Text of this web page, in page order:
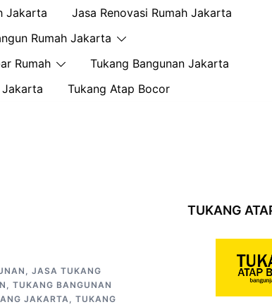
Jakarta
Jasa Renovasi Rumah Jakarta
Rumah Jakarta
Rumah
Tukang Bangunan Jakarta
Jakarta Tukang Atap Bocor
, JASA TUKANG
, TUKANG BANGUNAN
JAKARTA, TUKANG
TUKANG